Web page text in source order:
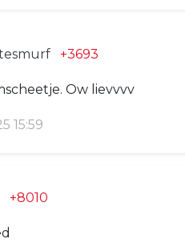
+3693
Ow lievvvv
15:59
+8010